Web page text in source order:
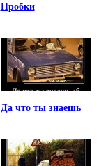
Пробки
Да что ты знаешь